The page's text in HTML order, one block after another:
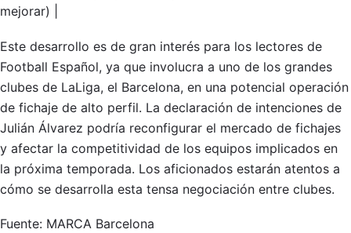
mejorar) |
Este desarrollo es de gran interés para los lectores de
Football Español, ya que involucra a uno de los grandes
clubes de LaLiga, el Barcelona, en una potencial operación
de fichaje de alto perfil. La declaración de intenciones de
Julián Álvarez podría reconfigurar el mercado de fichajes
y afectar la competitividad de los equipos implicados en
la próxima temporada. Los aficionados estarán atentos a
cómo se desarrolla esta tensa negociación entre clubes.
Fuente: MARCA Barcelona